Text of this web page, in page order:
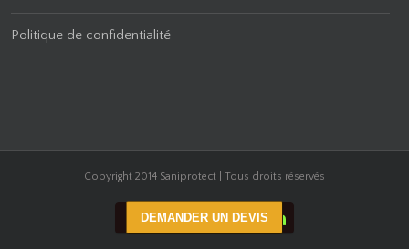
DEMANDER UN DEVIS
Politique de confidentialité
Copyright 2014 Saniprotect | Tous droits réservés